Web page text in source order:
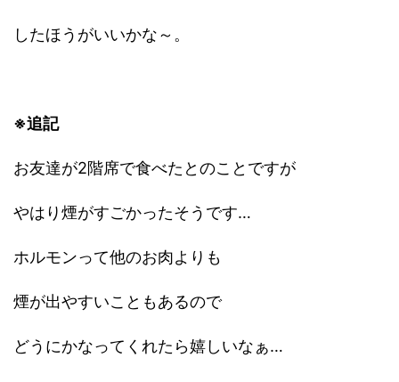
したほうがいいかな～。
※追記
お友達が2階席で食べたとのことですが
やはり煙がすごかったそうです…
ホルモンって他のお肉よりも
煙が出やすいこともあるので
どうにかなってくれたら嬉しいなぁ…